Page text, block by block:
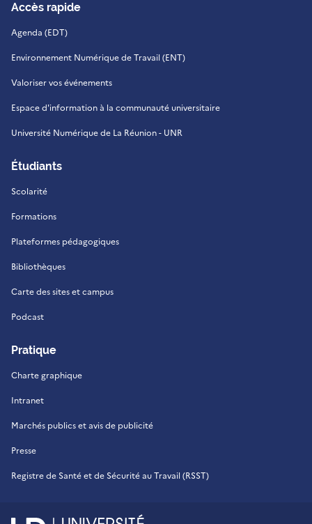
Accès rapide
Agenda (EDT)
Environnement Numérique de Travail (ENT)
Valoriser vos événements
Espace d'information à la communauté universitaire
Université Numérique de La Réunion - UNR
Étudiants
Scolarité
Formations
Plateformes pédagogiques
Bibliothèques
Carte des sites et campus
Podcast
Pratique
Charte graphique
Intranet
Marchés publics et avis de publicité
Presse
Registre de Santé et de Sécurité au Travail (RSST)